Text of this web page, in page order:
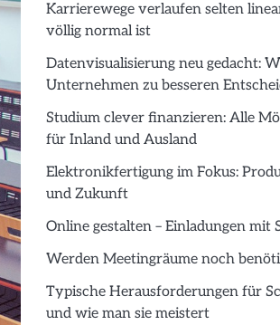
Karrierewege verlaufen selten
völlig normal ist
Datenvisualisierung neu gedacht:
Unternehmen zu besseren
Studium clever finanzieren: Alle
für Inland und Ausland
Elektronikfertigung im Fokus:
und Zukunft
Online gestalten – Einladungen mit
Werden Meetingräume noch
Typische Herausforderungen für
und wie man sie meistert